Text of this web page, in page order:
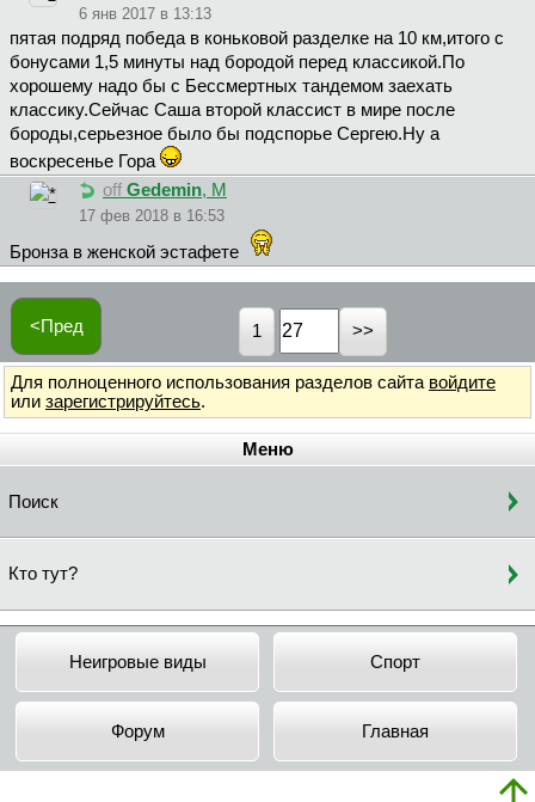
6 янв 2017 в 13:13
пятая подряд победа в коньковой разделке на 10 км,итого с
бонусами 1,5 минуты над бородой перед классикой.По
хорошему надо бы с Бессмертных тандемом заехать
классику.Сейчас Саша второй классист в мире после
бороды,серьезное было бы подспорье Сергею.Ну а
воскресенье Гора
off Gedemin, М
17 фев 2018 в 16:53
Бронза в женской эстафете
<Пред 1
Для полноценного использования разделов сайта войдите
или зарегистрируйтесь.
Меню
Поиск
Кто тут?
Неигровые виды Спорт
Форум Главная